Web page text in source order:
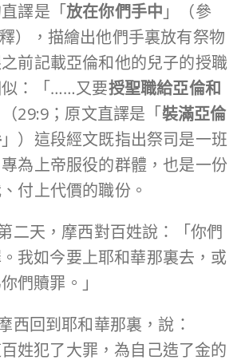
譯是「放在你們手中 」（參
），描繪出他們手裏放有祭物
前記載亞倫和他的兒子的授職
：「……又要授聖職給亞倫和
29:9；原文直譯是「裝滿亞倫
」）這段經文既指出祭司是一班
為上帝服役的群體，也是一份
付上代價的職份。
二天，摩西對百姓說：「你們
我如今要上耶和華那裏去，或
們贖罪。」
西回到耶和華那裏，說：
百姓犯了大罪，為自己造了金的